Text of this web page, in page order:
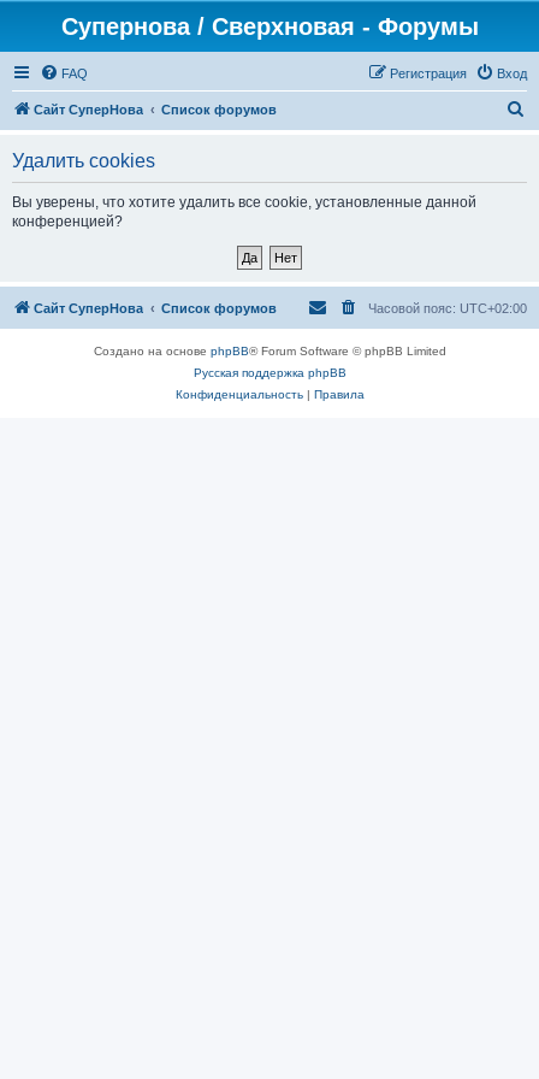
Супернова / Сверхновая - Форумы
FAQ Вход
Регистрация
Сайт СуперНова Список форумов
Удалить cookies
Вы уверены, что хотите удалить все cookie, установленные данной
конференцией?
Сайт СуперНова Список форумов Часовой пояс: UTC+02:00
Создано на основе phpBB® Forum Software © phpBB Limited
Русская поддержка phpBB
Конфиденциальность| Правила